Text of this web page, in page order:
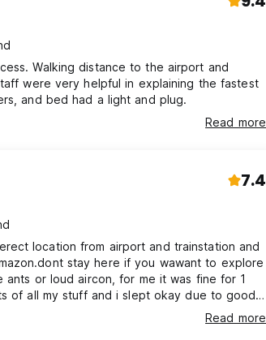
Walking distance to the airport and
were very helpful in explaining the fastest
and bed had a light and plug.
Read more
7.4
location from airport and trainstation and
stay here if you wawant to explore
or loud aircon, for me it was fine for 1
of all my stuff and i slept okay due to good
Read more